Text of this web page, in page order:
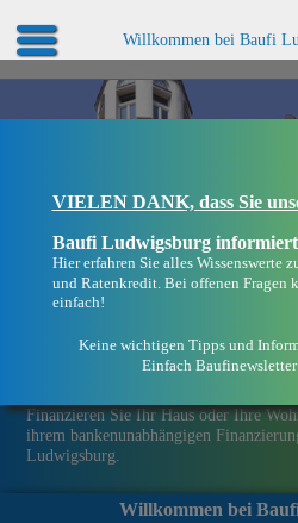
Willkommen bei Baufi
Finanzieren Sie Ihr Haus oder Ihre
ihrem bankenunabhängigen
Ludwigsburg.
Willkommen bei
VIELEN DANK, dass Sie
Baufi Ludwigsburg
Hier erfahren Sie alles Wissenswerte
und Ratenkredit. Bei offenen Fragen
einfach!
Keine wichtigen Tipps und
Einfach Baufinewsletter